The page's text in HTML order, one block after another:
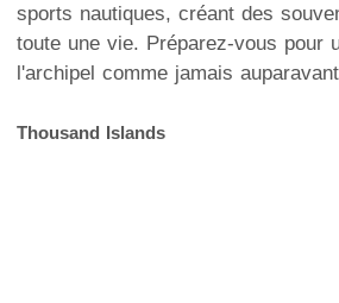
sports nautiques, créant des
toute une vie. Préparez-vous pour
l'archipel comme jamais
Thousand Islands